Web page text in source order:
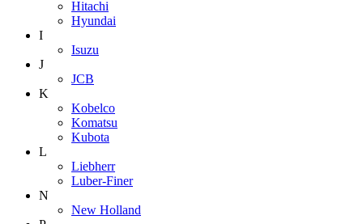
Hitachi
Hyundai
I
Isuzu
J
JCB
K
Kobelco
Komatsu
Kubota
L
Liebherr
Luber-Finer
N
New Holland